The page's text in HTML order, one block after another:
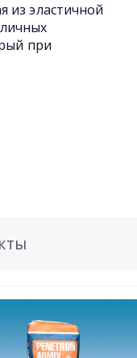
из эластичной
при